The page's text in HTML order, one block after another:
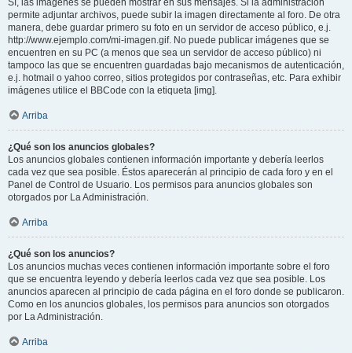
Sí, las imágenes se pueden mostrar en sus mensajes. Si la administración
permite adjuntar archivos, puede subir la imagen directamente al foro. De otra
manera, debe guardar primero su foto en un servidor de acceso público, e.j.
http://www.ejemplo.com/mi-imagen.gif. No puede publicar imágenes que se
encuentren en su PC (a menos que sea un servidor de acceso público) ni
tampoco las que se encuentren guardadas bajo mecanismos de autenticación,
e.j. hotmail o yahoo correo, sitios protegidos por contraseñas, etc. Para exhibir
imágenes utilice el BBCode con la etiqueta [img].
Arriba
¿Qué son los anuncios globales?
Los anuncios globales contienen información importante y debería leerlos
cada vez que sea posible. Éstos aparecerán al principio de cada foro y en el
Panel de Control de Usuario. Los permisos para anuncios globales son
otorgados por La Administración.
Arriba
¿Qué son los anuncios?
Los anuncios muchas veces contienen información importante sobre el foro
que se encuentra leyendo y debería leerlos cada vez que sea posible. Los
anuncios aparecen al principio de cada página en el foro donde se publicaron.
Como en los anuncios globales, los permisos para anuncios son otorgados
por La Administración.
Arriba